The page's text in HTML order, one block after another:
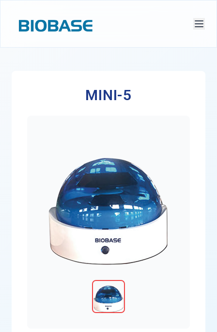
MINI-5